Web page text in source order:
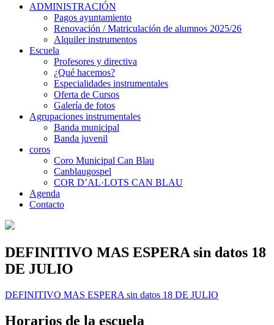
ADMINISTRACIÓN
Pagos ayuntamiento
Renovación / Matriculación de alumnos 2025/26
Alquiler instrumentos
Escuela
Profesores y directiva
¿Qué hacemos?
Especialidades instrumentales
Oferta de Cursos
Galería de fotos
Agrupaciones instrumentales
Banda municipal
Banda juvenil
coros
Coro Municipal Can Blau
Canblaugospel
COR D’AL·LOTS CAN BLAU
Agenda
Contacto
DEFINITIVO MAS ESPERA sin datos 18
DE JULIO
DEFINITIVO MAS ESPERA sin datos 18 DE JULIO
Horarios de la escuela